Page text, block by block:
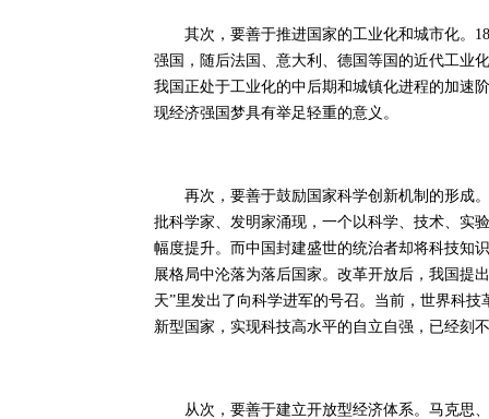
其次，要善于推进国家的工业化和城市化。18
强国，随后法国、意大利、德国等国的近代工业
我国正处于工业化的中后期和城镇化进程的加速
现经济强国梦具有举足轻重的意义。
再次，要善于鼓励国家科学创新机制的形成。
批科学家、发明家涌现，一个以科学、技术、实
幅度提升。而中国封建盛世的统治者却将科技知
展格局中沦落为落后国家。改革开放后，我国提
天”里发出了向科学进军的号召。当前，世界科
新型国家，实现科技高水平的自立自强，已经刻
从次，要善于建立开放型经济体系。马克思、